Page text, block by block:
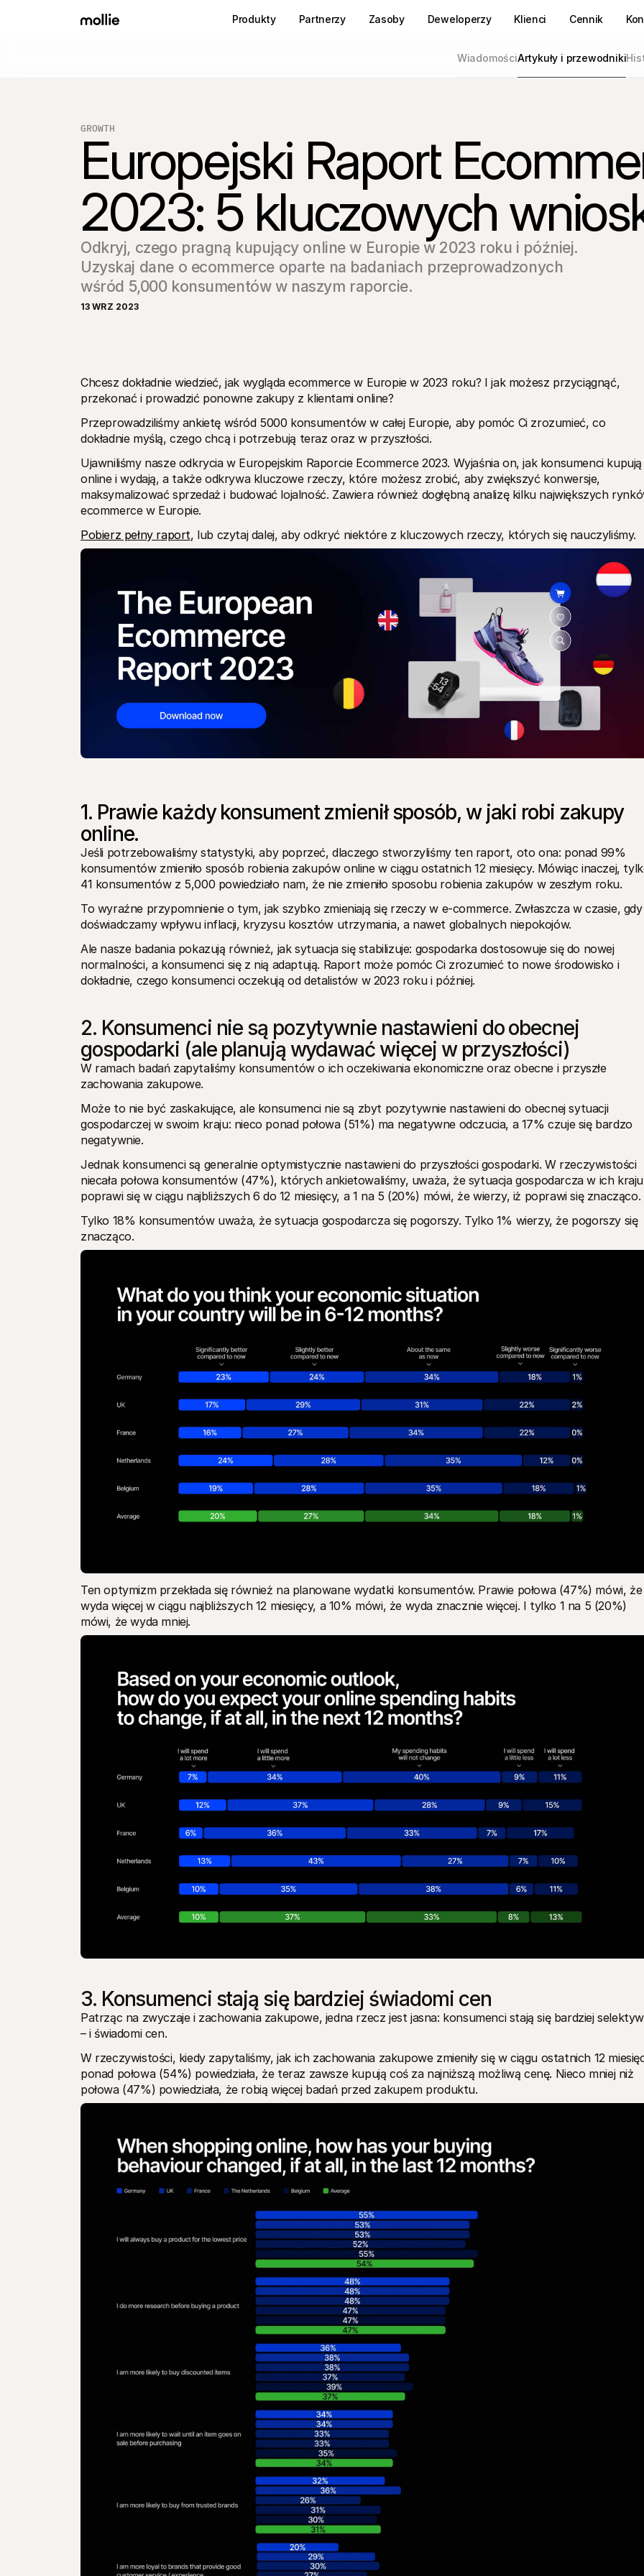
Produkty Partnerzy Zasoby Deweloperzy Klienci Cennik
WiadomościArtykuły i przewodniki
GROWTH
Europejski Raport
2023: 5 kluczowych
Odkryj, czego pragną kupujący online w Europie w 2023 roku i później.
Uzyskaj dane o ecommerce oparte na badaniach przeprowadzonych
wśród 5,000 konsumentów w naszym raporcie.
13 WRZ 2023
Chcesz dokładnie wiedzieć, jak wygląda ecommerce w Europie w 2023 roku? I jak możesz przyciągnąć,
przekonać i prowadzić ponowne zakupy z klientami online?
Przeprowadziliśmy ankietę wśród 5000 konsumentów w całej Europie, aby pomóc Ci zrozumieć, co
dokładnie myślą, czego chcą i potrzebują teraz oraz w przyszłości.
Ujawniliśmy nasze odkrycia w Europejskim Raporcie Ecommerce 2023. Wyjaśnia on, jak konsumenci kupują
online i wydają, a także odkrywa kluczowe rzeczy, które możesz zrobić, aby zwiększyć konwersje,
maksymalizować sprzedaż i budować lojalność. Zawiera również dogłębną analizę kilku największych
ecommerce w Europie.
Pobierz pełny raport, lub czytaj dalej, aby odkryć niektóre z kluczowych rzeczy, których się nauczyliśmy.
1. Prawie każdy konsument zmienił sposób, w jaki robi zakupy
online.
Jeśli potrzebowaliśmy statystyki, aby poprzeć, dlaczego stworzyliśmy ten raport, oto ona: ponad 99%
konsumentów zmieniło sposób robienia zakupów online w ciągu ostatnich 12 miesięcy. Mówiąc inaczej,
41 konsumentów z 5,000 powiedziało nam, że nie zmieniło sposobu robienia zakupów w zeszłym roku.
To wyraźne przypomnienie o tym, jak szybko zmieniają się rzeczy w e-commerce. Zwłaszcza w czasie, gdy
doświadczamy wpływu inflacji, kryzysu kosztów utrzymania, a nawet globalnych niepokojów.
Ale nasze badania pokazują również, jak sytuacja się stabilizuje: gospodarka dostosowuje się do nowej
normalności, a konsumenci się z nią adaptują. Raport może pomóc Ci zrozumieć to nowe środowisko i
dokładnie, czego konsumenci oczekują od detalistów w 2023 roku i później.
2. Konsumenci nie są pozytywnie nastawieni do obecnej
gospodarki (ale planują wydawać więcej w przyszłości)
W ramach badań zapytaliśmy konsumentów o ich oczekiwania ekonomiczne oraz obecne i przyszłe
zachowania zakupowe.
Może to nie być zaskakujące, ale konsumenci nie są zbyt pozytywnie nastawieni do obecnej sytuacji
gospodarczej w swoim kraju: nieco ponad połowa (51%) ma negatywne odczucia, a 17% czuje się bardzo
negatywnie.
Jednak konsumenci są generalnie optymistycznie nastawieni do przyszłości gospodarki. W rzeczywistości
niecała połowa konsumentów (47%), których ankietowaliśmy, uważa, że sytuacja gospodarcza w ich kraju
poprawi się w ciągu najbliższych 6 do 12 miesięcy, a 1 na 5 (20%) mówi, że wierzy, iż poprawi się znacząco.
Tylko 18% konsumentów uważa, że sytuacja gospodarcza się pogorszy. Tylko 1% wierzy, że pogorszy się
znacząco.
Ten optymizm przekłada się również na planowane wydatki konsumentów. Prawie połowa (47%) mówi, że
wyda więcej w ciągu najbliższych 12 miesięcy, a 10% mówi, że wyda znacznie więcej. I tylko 1 na 5 (20%)
mówi, że wyda mniej.
3. Konsumenci stają się bardziej świadomi cen
Patrząc na zwyczaje i zachowania zakupowe, jedna rzecz jest jasna: konsumenci stają się bardziej
– i świadomi cen.
W rzeczywistości, kiedy zapytaliśmy, jak ich zachowania zakupowe zmieniły się w ciągu ostatnich 12
ponad połowa (54%) powiedziała, że teraz zawsze kupują coś za najniższą możliwą cenę. Nieco mniej niż
połowa (47%) powiedziała, że robią więcej badań przed zakupem produktu.